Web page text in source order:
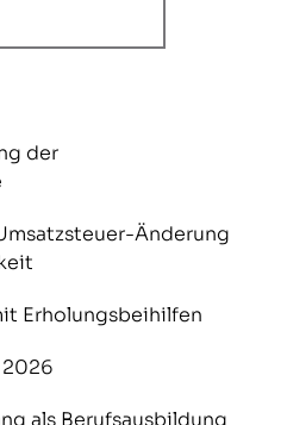
der
Änderung
Erholungsbeihilfen
als Berufsausbildung